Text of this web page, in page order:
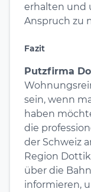
erhalten und
Anspruch zu
Fazit
Putzfirma
sein, wenn
haben
die
der Schweiz
Region
über die
informieren,